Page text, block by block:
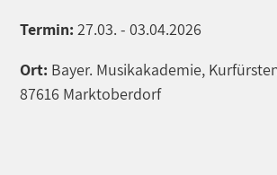
Termin:27.03. - 03.04.2026
Ort: Bayer. Musikakademie,
87616 Marktoberdorf